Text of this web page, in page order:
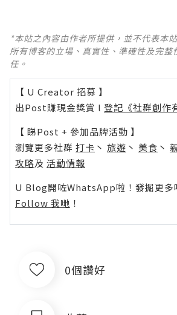
*本站之內容由作者所提供，並不代表本
所有博客的立場、真實性、準確性及完整
任。
【 U Creator 招募 】
出Post賺現金獎賞 l 登記《社群創作
【 睇Post + 參加品牌活動 】
瀏覽更多社群 打卡 丶 旅遊 丶 美食 丶
攻略及 活動情報
U Blog開咗WhatsApp啦！發掘更多
Follow 我哋 ！
0個讚好